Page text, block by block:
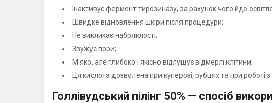
Інактивує фермент тирозиназу, за рахунок чого йде
Швидке відновлення шкіри після процедури;
Не викликає набряклості;
Звужує пори;
М'яко, але глибоко і якісно відлущує відмерлі клітини;
Ця кислота дозволена при куперозі, рубцях та при роботі
Голлівудський пілінг 50% — спосіб